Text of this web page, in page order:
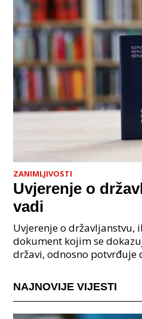
ZANIMLJIVOSTI
Uvjerenje o
vadi
Uvjerenje o državljanstvu,
dokument kojim se
državi, odnosno potvrđuje
NAJNOVIJE VIJESTI